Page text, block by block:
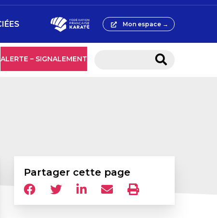
ALERTE – SIGNALEMENT
Mon espace →
Partager cette page